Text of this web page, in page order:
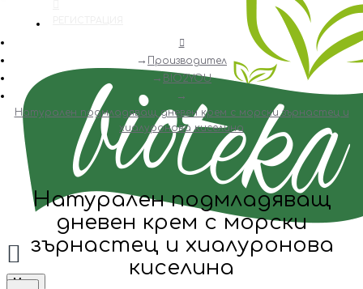
Menu
Производител
BIO2YOU
Натурален подмладяващ дневен крем с морски зърнастец и
хиалуронова киселина
Натурален подмладяващ
дневен крем с морски
зърнастец и хиалуронова
киселина